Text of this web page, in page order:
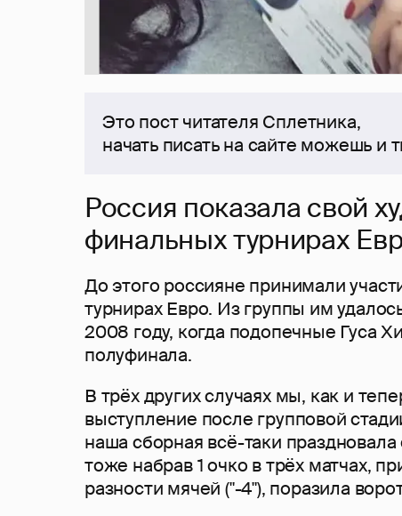
Это пост читателя Сплетника,
начать писать на сайте можешь и
Россия показала свой
финальных турнирах
До этого россияне принимали
турнирах Евро. Из группы им
2008 году, когда подопечные Гуса
полуфинала.
В трёх других случаях мы, как и
выступление после групповой
наша сборная всё-таки
тоже набрав 1 очко в трёх матчах,
разности мячей ("-4"), поразила